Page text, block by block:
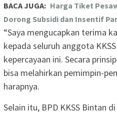
BACA JUGA: Harga Tiket
Dorong Subsidi dan Insentif
“Saya mengucapkan terima
kepada seluruh anggota
kepercayaan ini. Secara
bisa melahirkan pemimpin-
harapnya.
Selain itu, BPD KKSS Bintan